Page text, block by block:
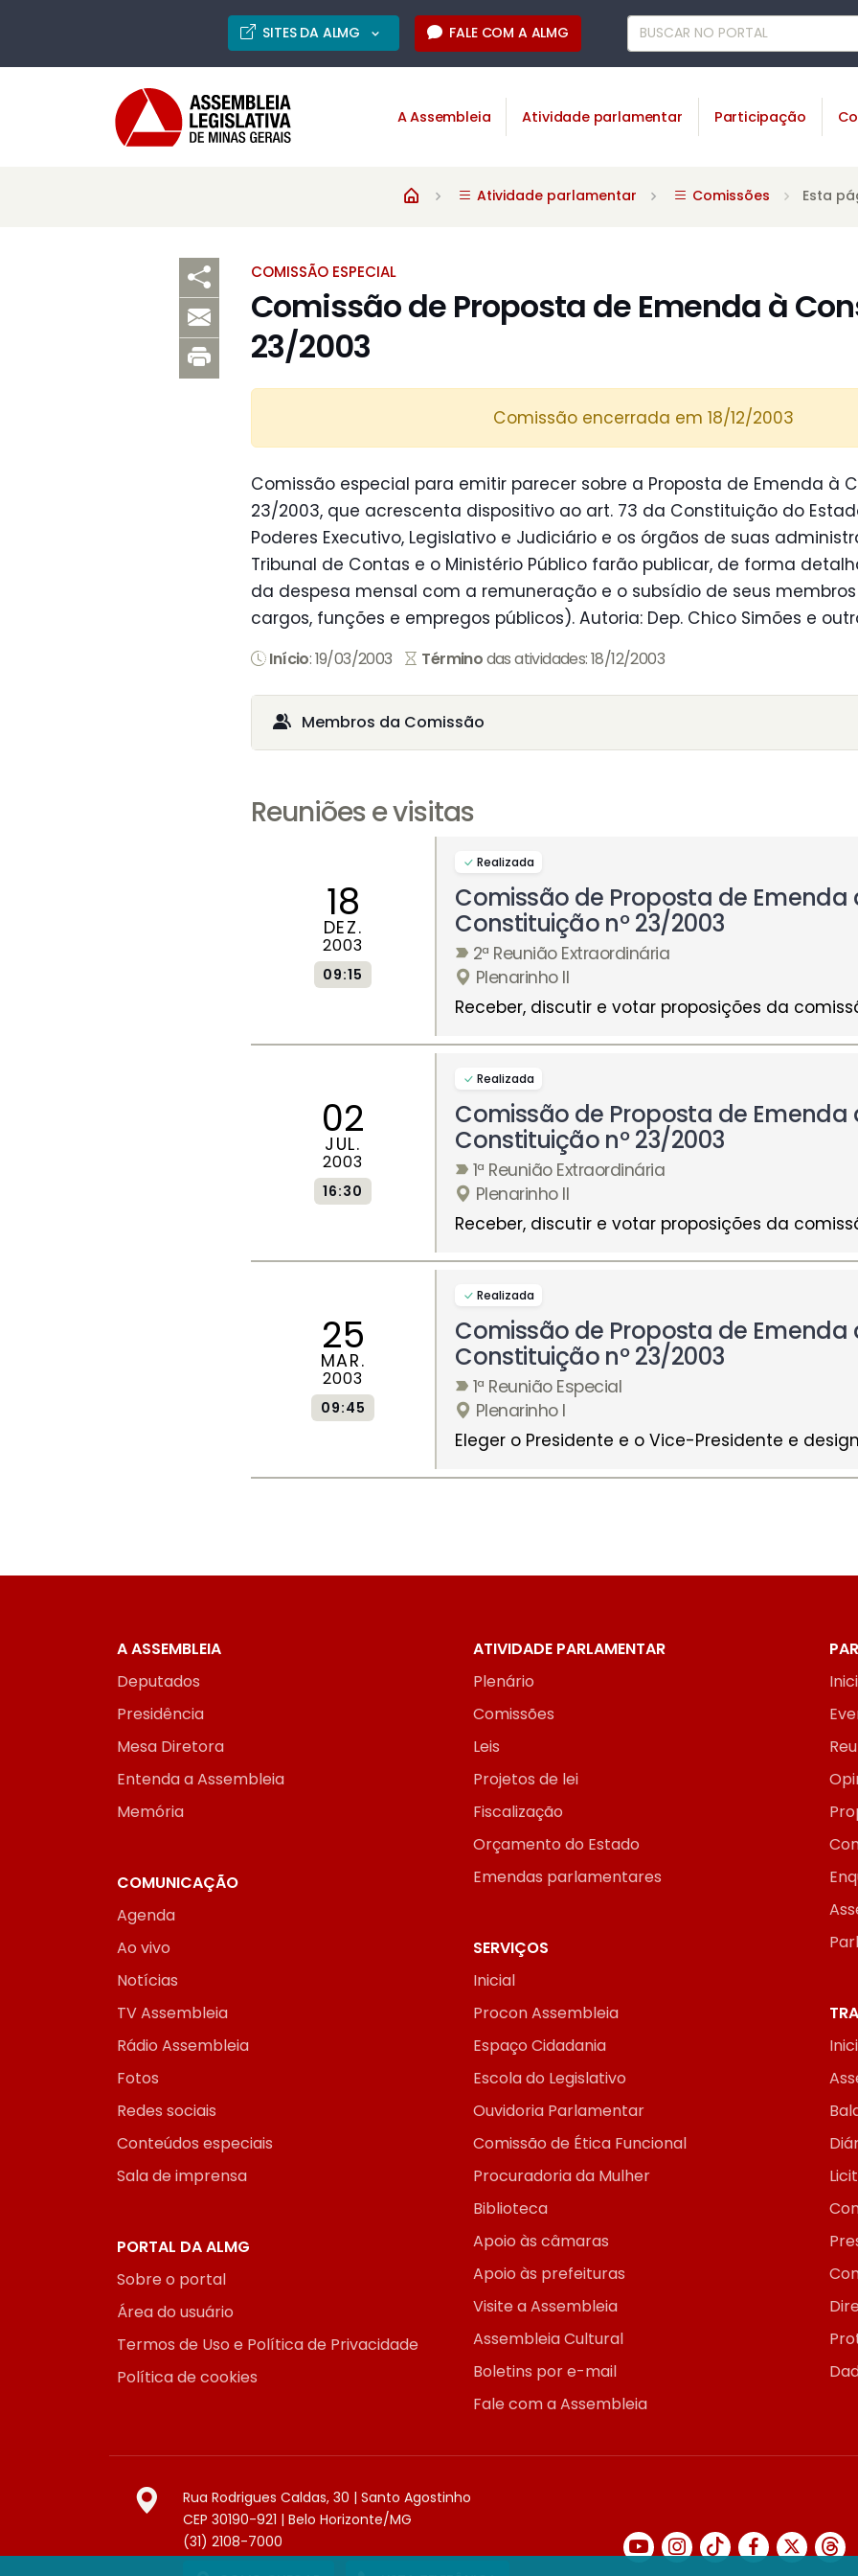
SITES DA ALMG FALE COM A ALMG
A Assembleia Atividade parlamentar Participação
Atividade parlamentar Comissões Esta
COMISSÃO ESPECIAL
Comissão de Proposta de Emenda à
23/2003
Comissão encerrada em 18/12/2003
Comissão especial para emitir parecer sobre a Proposta de Emenda à
23/2003, que acrescenta dispositivo ao art. 73 da Constituição do
Poderes Executivo, Legislativo e Judiciário e os órgãos de suas
Tribunal de Contas e o Ministério Público farão publicar, de forma
da despesa mensal com a remuneração e o subsídio de seus
cargos, funções e empregos públicos). Autoria: Dep. Chico Simões e
Início: 19/03/2003 Términodas atividades: 18/12/2003
Membros da Comissão
Reuniões e visitas
18
DEZ.
2003
09:15
Realizada
Comissão de Proposta de Emenda
Constituição nº 23/2003
2ª Reunião Extraordinária
Plenarinho II
Receber, discutir e votar proposições da
02
JUL.
2003
16:30
Realizada
Comissão de Proposta de Emenda
Constituição nº 23/2003
1ª Reunião Extraordinária
Plenarinho II
Receber, discutir e votar proposições da
25
MAR.
2003
09:45
Realizada
Comissão de Proposta de Emenda
Constituição nº 23/2003
1ª Reunião Especial
Plenarinho I
Eleger o Presidente e o Vice-Presidente e
A ASSEMBLEIA
Deputados
Presidência
Mesa Diretora
Entenda a Assembleia
Memória
ATIVIDADE PARLAMENTAR
Plenário
Comissões
Leis
Projetos de lei
Fiscalização
Orçamento do Estado
Emendas parlamentares
COMUNICAÇÃO
Agenda
Ao vivo
Notícias
TV Assembleia
Rádio Assembleia
Fotos
Redes sociais
Conteúdos especiais
Sala de imprensa
SERVIÇOS
Inicial
Procon Assembleia
Espaço Cidadania
Escola do Legislativo
Ouvidoria Parlamentar
Comissão de Ética Funcional
Procuradoria da Mulher
Biblioteca
Apoio às câmaras
Apoio às prefeituras
Visite a Assembleia
Assembleia Cultural
Boletins por e-mail
Fale com a Assembleia
PORTAL DA ALMG
Sobre o portal
Área do usuário
Termos de Uso e Política de Privacidade
Política de cookies
Rua Rodrigues Caldas, 30 | Santo Agostinho
CEP 30190-921 | Belo Horizonte/MG
(31) 2108-7000